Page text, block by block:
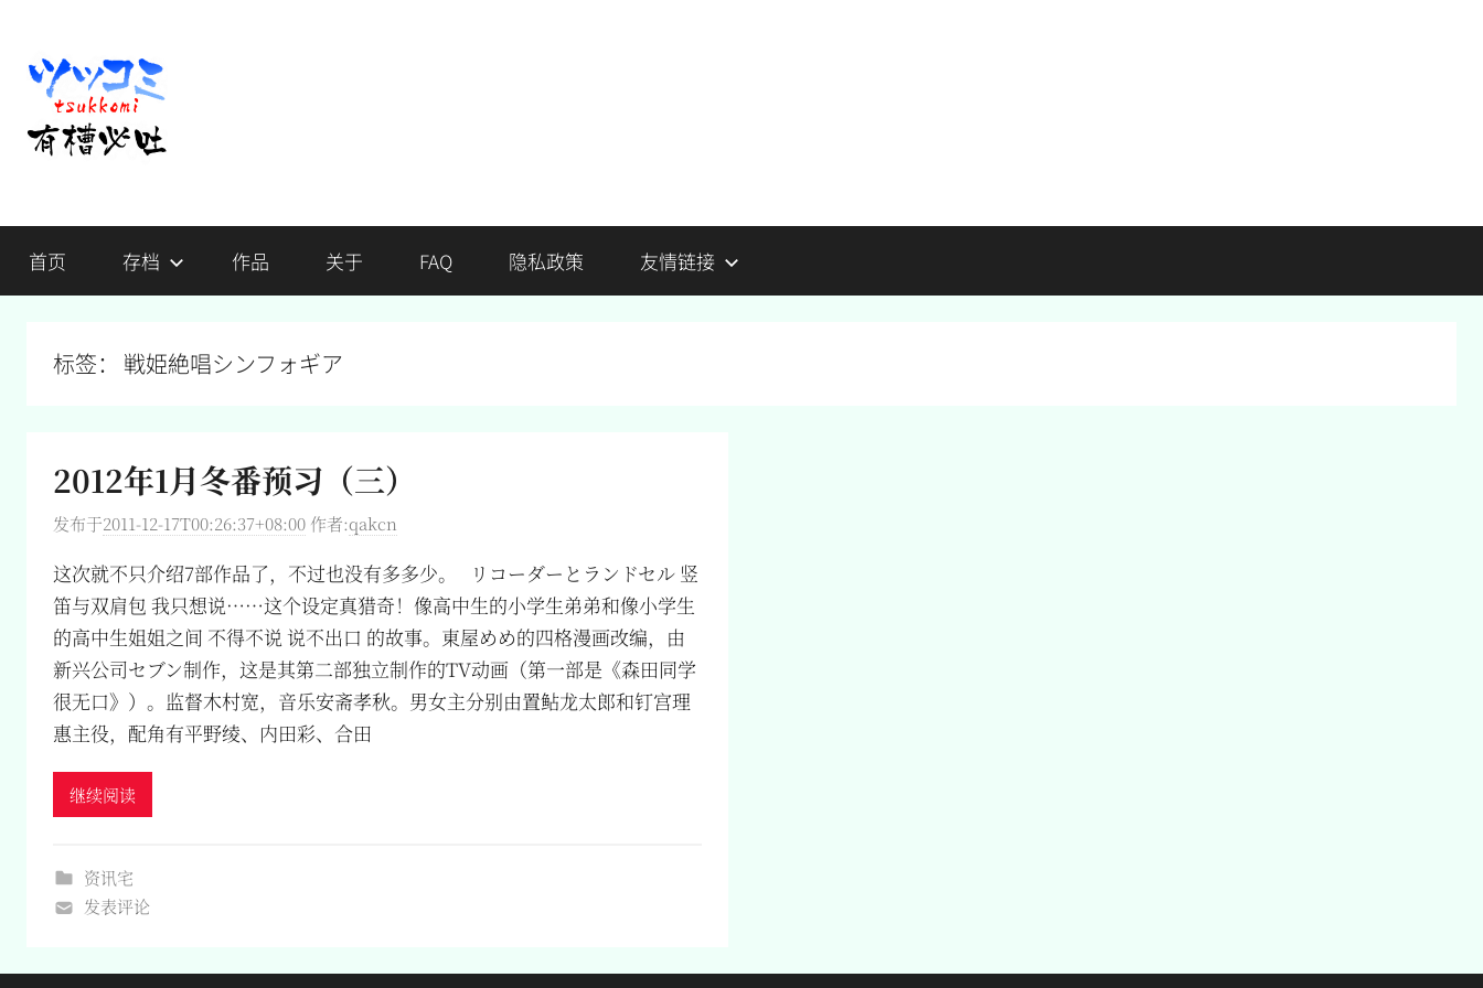
有
槽
必
吐
槽，
首页 存档 作品 关于 FAQ 隐私政策 友情链接
标签： 戦姫絶唱シンフォギア
2012年1月冬番预习（三）
发布于2011-12-17T00:26:37+08:00 作者:qakcn
这次就不只介绍7部作品了，不过也没有多多少。 リコーダーとランドセル 竖
笛与双肩包 我只想说……这个设定真猎奇！像高中生的小学生弟弟和像小学生
的高中生姐姐之间 不得不说 说不出口 的故事。東屋めめ的四格漫画改编，由
新兴公司セブン制作，这是其第二部独立制作的TV动画（第一部是《森田同学
很无口》）。监督木村宽，音乐安斋孝秋。男女主分别由置鲇龙太郎和钉宫理
惠主役，配角有平野绫、内田彩、合田
继续阅读
资讯宅
发表评论